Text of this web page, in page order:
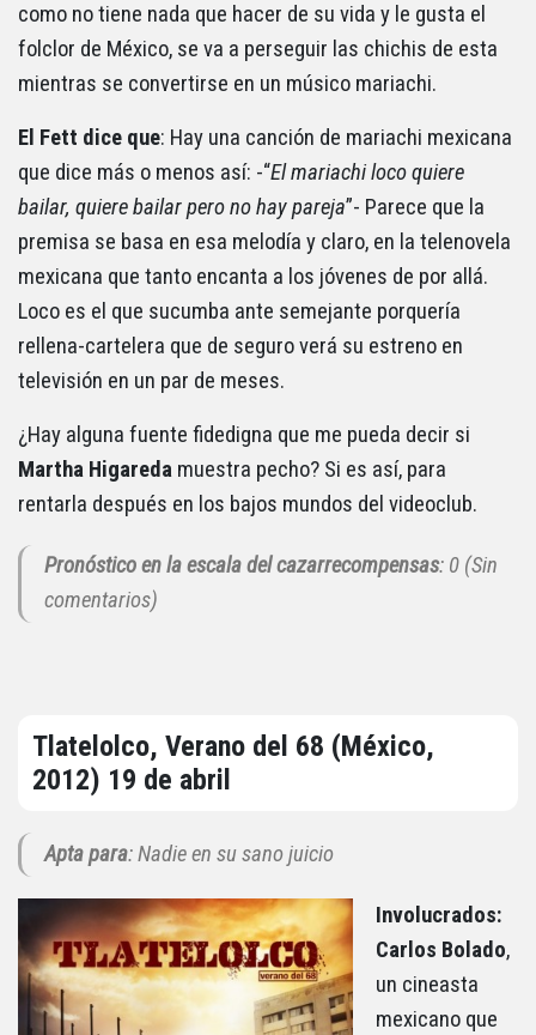
como no tiene nada que hacer de su vida y le gusta el
folclor de México, se va a perseguir las chichis de esta
mientras se convertirse en un músico mariachi.
El Fett dice que: Hay una canción de mariachi mexicana
que dice más o menos así: -“El mariachi loco quiere
bailar, quiere bailar pero no hay pareja”- Parece que la
premisa se basa en esa melodía y claro, en la telenovela
mexicana que tanto encanta a los jóvenes de por allá.
Loco es el que sucumba ante semejante porquería
rellena-cartelera que de seguro verá su estreno en
televisión en un par de meses.
¿Hay alguna fuente fidedigna que me pueda decir si
Martha Higareda muestra pecho? Si es así, para
rentarla después en los bajos mundos del videoclub.
Pronóstico en la escala del cazarrecompensas: 0 (Sin
comentarios)
Tlatelolco, Verano del 68 (México,
2012) 19 de abril
Apta para: Nadie en su sano juicio
Involucrados:
Carlos Bolado,
un cineasta
mexicano que